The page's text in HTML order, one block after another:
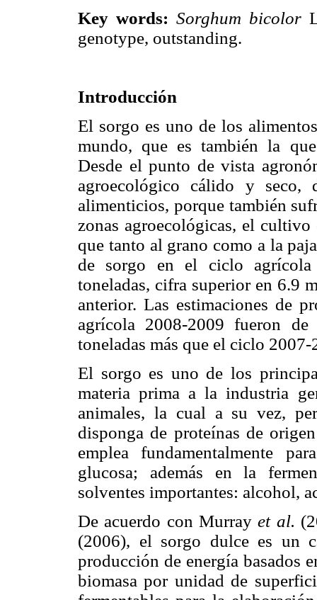
Key words: Sorghum bicolor
genotype, outstanding.
Introducción
El sorgo es uno de los
mundo, que es también la
Desde el punto de vista
agroecológico cálido y seco,
alimenticios, porque también
zonas agroecológicas, el
que tanto al grano como a la
de sorgo en el ciclo
toneladas, cifra superior en 6.9
anterior. Las estimaciones de
agrícola 2008-2009 fueron
toneladas más que el ciclo
El sorgo es uno de los
materia prima a la industria
animales, la cual a su vez,
disponga de proteínas de
emplea fundamentalmente
glucosa; además en la
solventes importantes: alcohol,
De acuerdo con Murrayet al.
(2006), el sorgo dulce es un
producción de energía basados
biomasa por unidad de